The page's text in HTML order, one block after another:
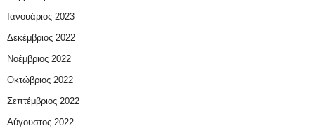
Ιανουάριος 2023
Δεκέμβριος 2022
Νοέμβριος 2022
Οκτώβριος 2022
Σεπτέμβριος 2022
Αύγουστος 2022